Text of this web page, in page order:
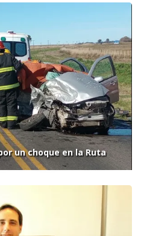
un choque en la Ruta